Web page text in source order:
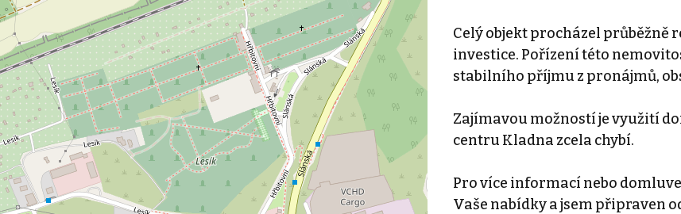
Celý objekt procházel průběžně
investice. Pořízení této
stabilního příjmu z pronájmů,
Zajímavou možností je využití
centru Kladna zcela chybí.
Pro více informací nebo
Vaše nabídky a jsem připraven